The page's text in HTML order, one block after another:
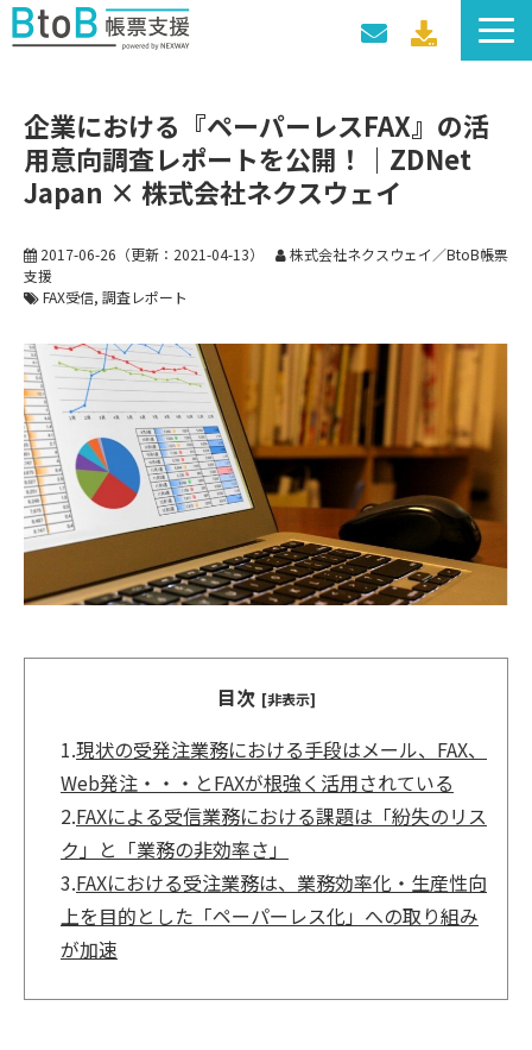
導入事例
料金プラン
セミナー・イベント
企業における『ペーパーレスFAX』の活
用意向調査レポートを公開！｜ZDNet
Japan × 株式会社ネクスウェイ
2017-06-26 （更新： 2021-04-13）
株式会社ネクスウェイ／BtoB帳票
支援
FAX受信 調査レポート
目次 [非表示]
1.現状の受発注業務における手段はメール、FAX、
Web発注・・・とFAXが根強く活用されている
2.FAXによる受信業務における課題は「紛失のリス
ク」と「業務の非効率さ」
3.FAXにおける受注業務は、業務効率化・生産性向
上を目的とした「ペーパーレス化」への取り組み
が加速